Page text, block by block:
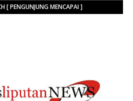
[ PENGUNJUNG MENCAPAI ]